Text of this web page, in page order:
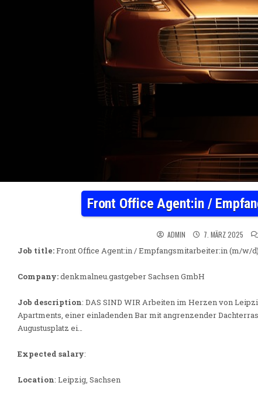
Front Office Agent:in /
ADMIN 7. MÄRZ 2025
Job title:Front Office Agent:in / Empfangsmitarbeiter:in (m/w/
Company:denkmalneu.gastgeber Sachsen GmbH
Job description: DAS SIND WIR Arbeiten im Herzen von
Apartments, einer einladenden Bar mit angrenzender
Augustusplatz ei…
Expected salary:
Location: Leipzig, Sachsen